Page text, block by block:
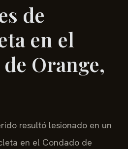
de
en el
Orange,
resultó lesionado en un
en el Condado de